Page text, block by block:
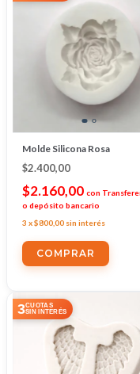
Molde Silicona Rosa
$2.400,00
$2.160,00 con
o depósito bancario
3 x$800,00 sin interés
3CUOTAS
SIN INTERÉS